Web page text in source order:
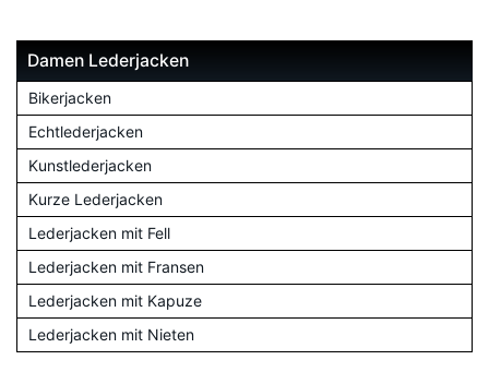
Damen Lederjacken
Bikerjacken
Echtlederjacken
Kunstlederjacken
Kurze Lederjacken
Lederjacken mit Fell
Lederjacken mit Fransen
Lederjacken mit Kapuze
Lederjacken mit Nieten